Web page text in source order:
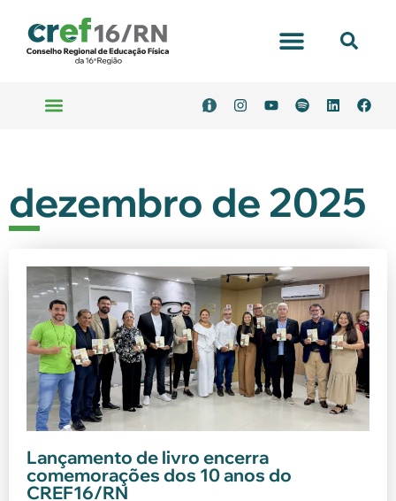
dezembro de 2025
Lançamento de livro encerra
comemorações dos 10 anos do
CREF16/RN